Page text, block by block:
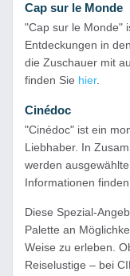
Cap sur le Monde
"Cap sur le Monde"
Entdeckungen in
die Zuschauer mit
finden Sie hier.
Cinédoc
"Cinédoc" ist ein
Liebhaber. In
werden
Informationen
Diese Spezial-
Palette an
Weise zu erleben.
Reiselustige – bei